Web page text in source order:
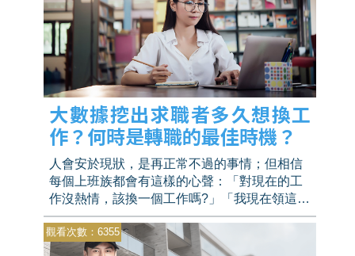
大數據挖出求職者多久想換工
作？何時是轉職的最佳時機？
人會安於現狀，是再正常不過的事情；但相信
每個上班族都會有這樣的心聲：「對現在的工
作沒熱情，該換一個工作嗎?」「我現在領這樣
的薪水，如果轉職後能領更多嗎?」「現在不換
工作的話，是不是就會這樣一輩子了呢?」
觀看次數：6355